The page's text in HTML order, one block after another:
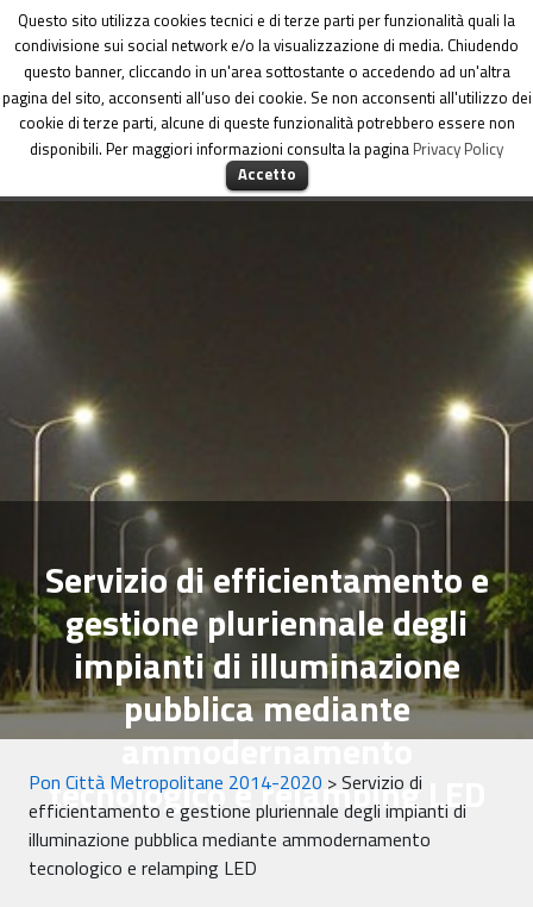
Dipartimento per le Politiche di coesione
Servizio di efficientamento e
gestione pluriennale degli
impianti di illuminazione
pubblica mediante
ammodernamento
tecnologico e relamping LED
Pon Città Metropolitane 2014-2020 >Servizio di
efficientamento e gestione pluriennale degli impianti di
illuminazione pubblica mediante ammodernamento
tecnologico e relamping LED
Questo sito utilizza cookies tecnici e di terze parti per funzionalità quali la
condivisione sui social network e/o la visualizzazione di media. Chiudendo
questo banner, cliccando in un'area sottostante o accedendo ad un'altra
pagina del sito, acconsenti all’uso dei cookie. Se non acconsenti all'utilizzo dei
cookie di terze parti, alcune di queste funzionalità potrebbero essere non
disponibili. Per maggiori informazioni consulta la pagina Privacy Policy
Accetto